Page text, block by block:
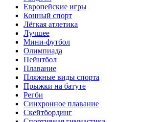
Европейские игры
Конный спорт
Лёгкая атлетика
Лучшее
Мини-футбол
Олимпиада
Пейнтбол
Плавание
Пляжные виды спорта
Прыжки на батуте
Регби
Синхронное плавание
Скейтбординг